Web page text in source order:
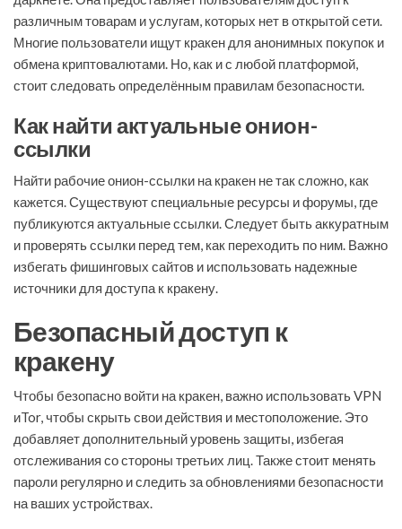
различным товарам и услугам, которых нет в открытой сети.
Многие пользователи ищут кракен для анонимных покупок и
обмена криптовалютами. Но, как и с любой платформой,
стоит следовать определённым правилам безопасности.
Как найти актуальные онион-
ссылки
Найти рабочие онион-ссылки на кракен не так сложно, как
кажется. Существуют специальные ресурсы и форумы, где
публикуются актуальные ссылки. Следует быть аккуратным
и проверять ссылки перед тем, как переходить по ним. Важно
избегать фишинговых сайтов и использовать надежные
источники для доступа к кракену.
Безопасный доступ к
кракену
Чтобы безопасно войти на кракен, важно использовать VPN
иTor, чтобы скрыть свои действия и местоположение. Это
добавляет дополнительный уровень защиты, избегая
отслеживания со стороны третьих лиц. Также стоит менять
пароли регулярно и следить за обновлениями безопасности
на ваших устройствах.